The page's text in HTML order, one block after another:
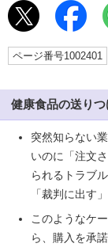
ページ番号1002401
健康食品の送りつ
突然知らない
いのに「注文
られるトラブ
「裁判に出す
このようなケ
ら、購入を承